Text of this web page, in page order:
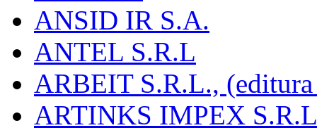
ANSID IR S.A.
ANTEL S.R.L
ARBEIT S.R.L.,
ARTINKS IMPEX